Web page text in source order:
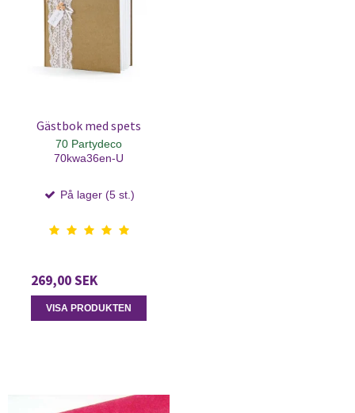
Gästbok med spets
70 Partydeco
70kwa36en-U
På lager (5 st.)
269,00 SEK
VISA PRODUKTEN